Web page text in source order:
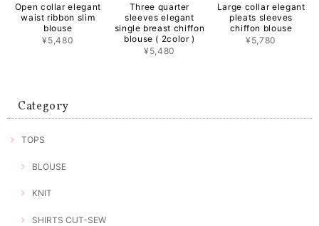
Open collar elegant
waist ribbon slim
blouse
¥5,480
Three quarter
sleeves elegant
single breast chiffon
blouse ( 2color )
¥5,480
Large collar elegant
pleats sleeves
chiffon blouse
¥5,780
Category
TOPS
BLOUSE
KNIT
SHIRTS CUT-SEW